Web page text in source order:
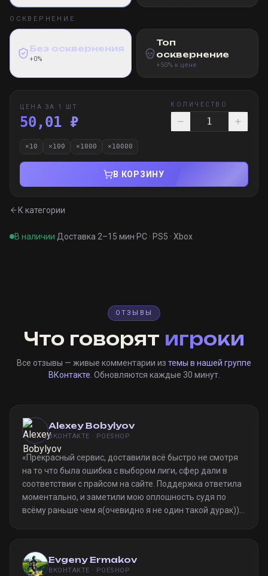
ОСКВЕРНЕНИЕ
Без осквернения
+0%
Топ
осквернение
+50% к цене
ЦЕНА ЗА 1 ШТ
50,01 ₽
КОЛИЧЕСТВО
×10 ×100 ×1000 ×10000
В КОРЗИНУ
К категории
В наличии·Доставка 2–15 мин·PC · PS5 · Xbox
ОТЗЫВЫ
Что говорят игроки
Все отзывы — живые комментарии из темы в нашей группе
ВКонтакте . Обновляются каждые 30 минут.
Alexey Bobylyov
ВКОНТАКТЕ · POESHOP
«Прекрасный сервис, доставили всё быстро не смотря
на то что была ошибка с выбором лиги, сфер дали в
соответствии с прайсом на сайте. Поддержка ответила
моментально, и заметили мою оплошность судя по
всёму раньше чем я(очевидно я не один такой дурак)).
Evgeny Ermakov
ВКОНТАКТЕ · POESHOP